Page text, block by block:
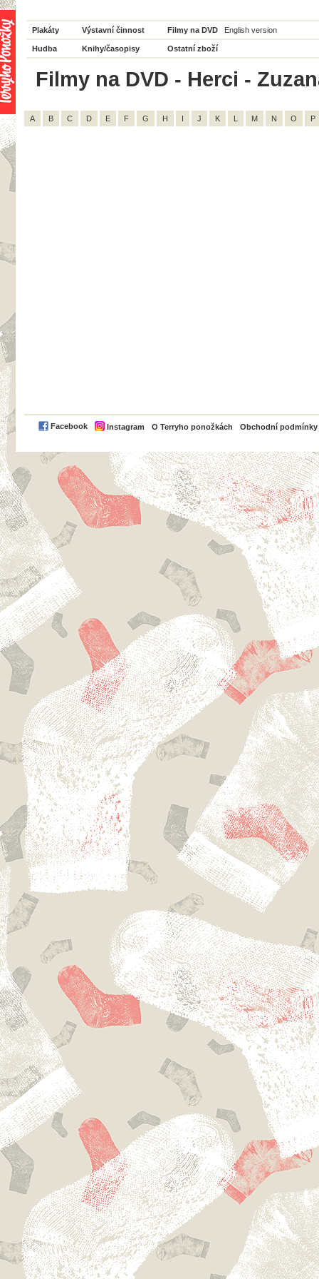
Plakáty Výstavní činnost Filmy na DVD English version
Hudba Knihy/časopisy Ostatní zboží
Filmy na DVD - Herci -
A B C D E F G H I J K L M N O P
Facebook Instagram O Terryho ponožkách Obchodní podmínky
PayPal